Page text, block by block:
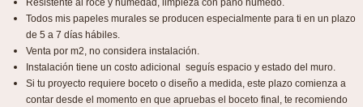
Resistente al roce y humedad, limpieza con paño húmedo.
Todos mis papeles murales se producen especialmente para ti en un plazo
de 5 a 7 días hábiles.
Venta por m2, no considera instalación.
Instalación tiene un costo adicional seguís espacio y estado del muro.
Si tu proyecto requiere boceto o diseño a medida, este plazo comienza a
contar desde el momento en que apruebas el boceto final, te recomiendo